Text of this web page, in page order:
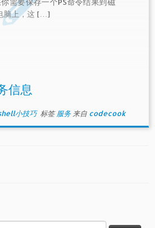
脑上，这 […]
信息
小技巧 标签服务 来自 codecook